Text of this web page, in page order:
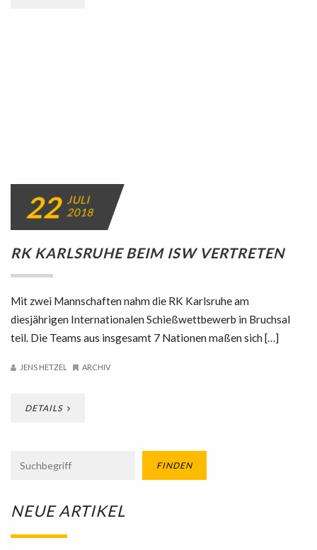
22 JULI
2018
RK KARLSRUHE BEIM ISW VERTRETEN
Mit zwei Mannschaften nahm die RK Karlsruhe am
diesjährigen Internationalen Schießwettbewerb in Bruchsal
teil. Die Teams aus insgesamt 7 Nationen maßen sich […]
JENS HETZEL ARCHIV
DETAILS
FINDEN
NEUE ARTIKEL